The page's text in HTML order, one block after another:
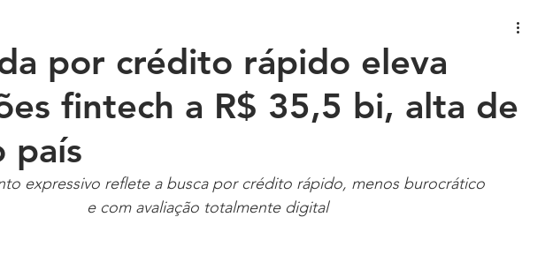
Startup
Imóveis Meio ambiente Opinião Varejo Entrevista
por crédito rápido eleva
fintech a R$ 35,5 bi, alta de
país
expressivo reflete a busca por crédito rápido, menos burocrático
e com avaliação totalmente digital